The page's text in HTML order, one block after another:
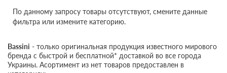
По данному запросу товары отсутствуют, смените данные
фильтра или измените категорию.
Bassini - только оригинальная продукция известного мирового
бренда с быстрой и бесплатной* доставкой во все города
Украины. Асортимент из нет товаров предоставлен в